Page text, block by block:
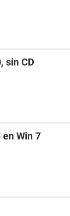
sin CD
Win 7